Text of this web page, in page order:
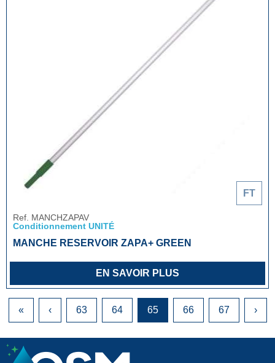
FT
Ref. MANCHZAPAV
Conditionnement UNITÉ
MANCHE RESERVOIR ZAPA+ GREEN
EN SAVOIR PLUS
« ‹ 63 64 65 66 67 ›